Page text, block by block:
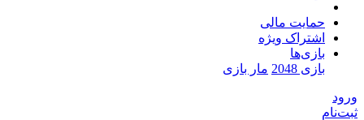
حمایت مالی
اشتراک ویژه
بازی‌ها
بازی 2048
مار بازی
ورود
ثبت‌نام